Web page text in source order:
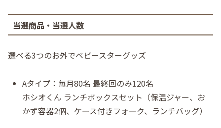
当選商品・当選人数
選べる3つのお外でベビースターグッズ
Aタイプ：毎月80名 最終回のみ120名
ホシオくん ランチボックスセット（保温ジャー、お
かず容器2個、ケース付きフォーク、ランチバッグ）